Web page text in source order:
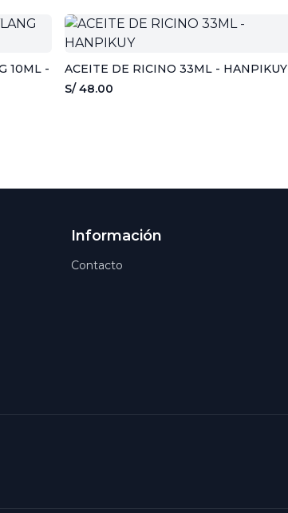
10ML -
ACEITE DE RICINO 33ML - HANPIKUY
S/ 48.00
Información
Contacto